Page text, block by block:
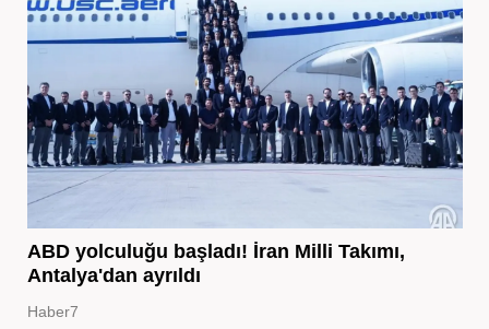
ABD yolculuğu başladı! İran Milli Takımı,
Antalya'dan ayrıldı
Haber7